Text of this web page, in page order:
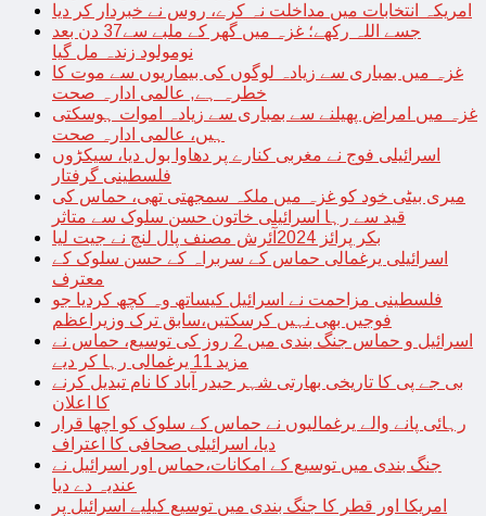
امریکہ انتخابات میں مداخلت نہ کرے، روس نے خبردار کر دیا
جسے اللہ رکھے؛ غزہ میں گھر کے ملبے سے37 دن بعد
نومولود زندہ مل گیا
غزہ میں بمباری سے زیادہ لوگوں کی بیماریوں سے موت کا
خطرہ ہے, عالمی ادارہ صحت
غزہ میں امراض پھیلنے سے بمباری سے زیادہ اموات ہوسکتی
ہیں، عالمی ادارہ صحت
اسرائیلی فوج نے مغربی کنارے پر دھاوا بول دیا، سیکڑوں
فلسطینی گرفتار
میری بیٹی خود کو غزہ میں ملکہ سمجھتی تھی، حماس کی
قید سے رہا اسرائیلی خاتون حسن سلوک سے متاثر
بکر پرائز 2024آئرش مصنف پال لنچ نے جیت لیا
اسرائیلی یرغمالی حماس کے سربراہ کے حسن سلوک کے
معترف
فلسطینی مزاحمت نے اسرائیل کیساتھ وہ کچھ کردیا جو
فوجیں بھی نہیں کرسکتیں،سابق ترک وزیراعظم
اسرائیل و حماس جنگ بندی میں 2 روز کی توسیع، حماس نے
مزید 11 یرغمالی رہا کر دیے
بی جے پی کا تاریخی بھارتی شہر حیدر آباد کا نام تبدیل کرنے
کا اعلان
رہائی پانے والے یرغمالیوں نے حماس کے سلوک کو اچھا قرار
دیا، اسرائیلی صحافی کا اعتراف
جنگ بندی میں توسیع کے امکانات،حماس اور اسرائیل نے
عندیہ دے دیا
امریکا اور قطر کا جنگ بندی میں توسیع کیلیے اسرائیل پر